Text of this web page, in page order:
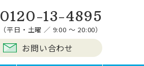
0120-13-4895
（平日・土曜 ／ 9:00 ～ 20:00）
お問い合わせ